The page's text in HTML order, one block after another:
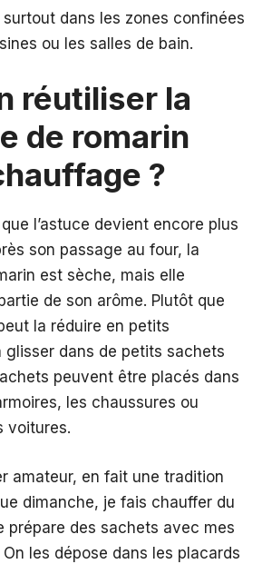
dans les zones confinées
ou les salles de bain.
réutiliser la
de romarin
?
l’astuce devient encore plus
son passage au four, la
est sèche, mais elle
de son arôme. Plutôt que
la réduire en petits
glisser dans de petits sachets
peuvent être placés dans
les chaussures ou
voitures.
amateur, en fait une tradition
dimanche, je fais chauffer du
prépare des sachets avec mes
les dépose dans les placards